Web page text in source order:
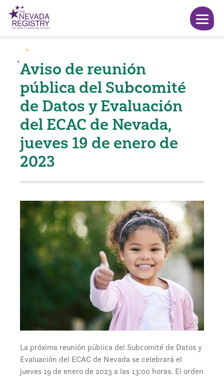
Aviso de reunión
pública del Subcomité
de Datos y Evaluación
del ECAC de Nevada,
jueves 19 de enero de
2023
La próxima reunión pública del Subcomité de Datos y
Evaluación del ECAC de Nevada se celebrará el
jueves 19 de enero de 2023 a las 13:00 horas. El orden